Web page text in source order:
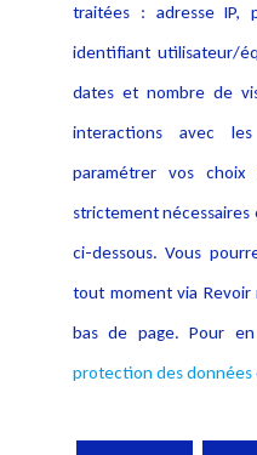
traitées : adresse IP,
identifiant utilisateur/
dates et nombre de
interactions avec
paramétrer vos choix
strictement nécessaires
ci-dessous. Vous
tout moment via
bas de page. Pour
protection des données